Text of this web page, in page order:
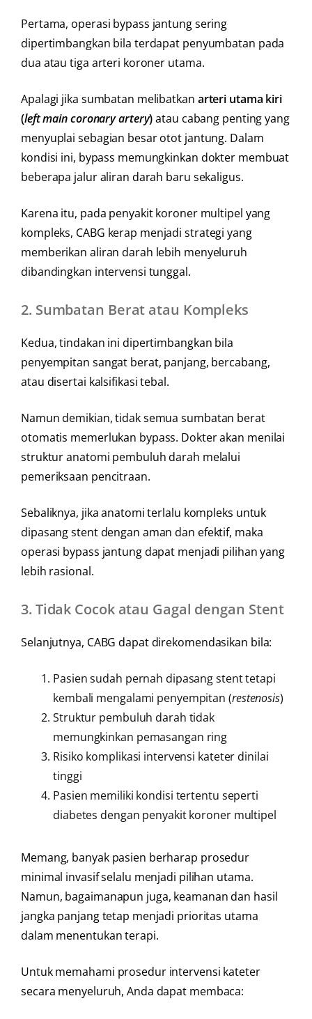
Pertama, operasi bypass jantung sering
dipertimbangkan bila terdapat penyumbatan pada
dua atau tiga arteri koroner utama.
Apalagi jika sumbatan melibatkan arteri utama kiri
(left main coronary artery)atau cabang penting yang
menyuplai sebagian besar otot jantung. Dalam
kondisi ini, bypass memungkinkan dokter membuat
beberapa jalur aliran darah baru sekaligus.
Karena itu, pada penyakit koroner multipel yang
kompleks, CABG kerap menjadi strategi yang
memberikan aliran darah lebih menyeluruh
dibandingkan intervensi tunggal.
2. Sumbatan Berat atau Kompleks
Kedua, tindakan ini dipertimbangkan bila
penyempitan sangat berat, panjang, bercabang,
atau disertai kalsifikasi tebal.
Namun demikian, tidak semua sumbatan berat
otomatis memerlukan bypass. Dokter akan menilai
struktur anatomi pembuluh darah melalui
pemeriksaan pencitraan.
Sebaliknya, jika anatomi terlalu kompleks untuk
dipasang stent dengan aman dan efektif, maka
operasi bypass jantung dapat menjadi pilihan yang
lebih rasional.
3. Tidak Cocok atau Gagal dengan Stent
Selanjutnya, CABG dapat direkomendasikan bila:
Pasien sudah pernah dipasang stent tetapi
kembali mengalami penyempitan (restenosis)
Struktur pembuluh darah tidak
memungkinkan pemasangan ring
Risiko komplikasi intervensi kateter dinilai
tinggi
Pasien memiliki kondisi tertentu seperti
diabetes dengan penyakit koroner multipel
Memang, banyak pasien berharap prosedur
minimal invasif selalu menjadi pilihan utama.
Namun, bagaimanapun juga, keamanan dan hasil
jangka panjang tetap menjadi prioritas utama
dalam menentukan terapi.
Untuk memahami prosedur intervensi kateter
secara menyeluruh, Anda dapat membaca: